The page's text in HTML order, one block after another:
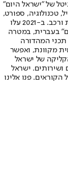
של "ישראל היום"
טכנולוגיה, ספורט,
כלכלה וצרכנות, בריאות, חיילים, אוכל, יהדות, תיירות ורכב. ב-2021 עלו
בעברית, במטרה
תכני המהדורה
מקוונת, ואפשר
של ישראל
ושירותים. ישראל
פנו אלינו